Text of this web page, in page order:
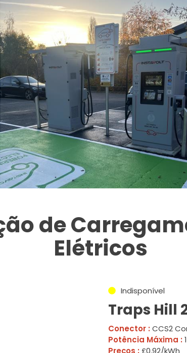
de
Elétricos
Indisponível
Traps Hill
Conector : CCS2
Potência Máxima :
Preços : £0.92/kWh